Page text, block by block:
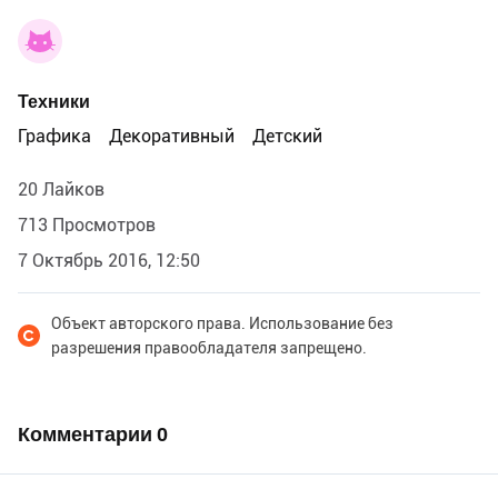
Техники
Графика
Декоративный Детский
20 Лайков
713 Просмотров
7 Октябрь 2016, 12:50
Объект авторского права. Использование без
разрешения правообладателя запрещено.
Комментарии 0